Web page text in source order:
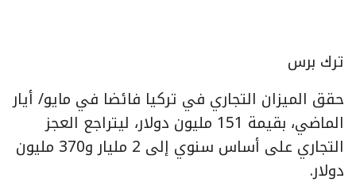
ترك برس
حقق الميزان التجاري في تركيا فائضا في مايو/ أيار
الماضي، بقيمة 151 مليون دولار، ليتراجع العجز
التجاري على أساس سنوي إلى 2 مليار و370 مليون
دولار.